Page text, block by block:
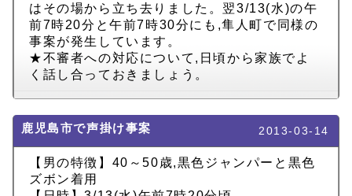
はその場から立ち去りました。翌3/13(水)の午
前7時20分と午前7時30分にも,隼人町で同様の
事案が発生しています。
★不審者への対応について,日頃から家族でよ
く話し合っておきましょう。
鹿児島市で声掛け事案 2013-03-14
【男の特徴】40～50歳,黒色ジャンパーと黒色
ズボン着用